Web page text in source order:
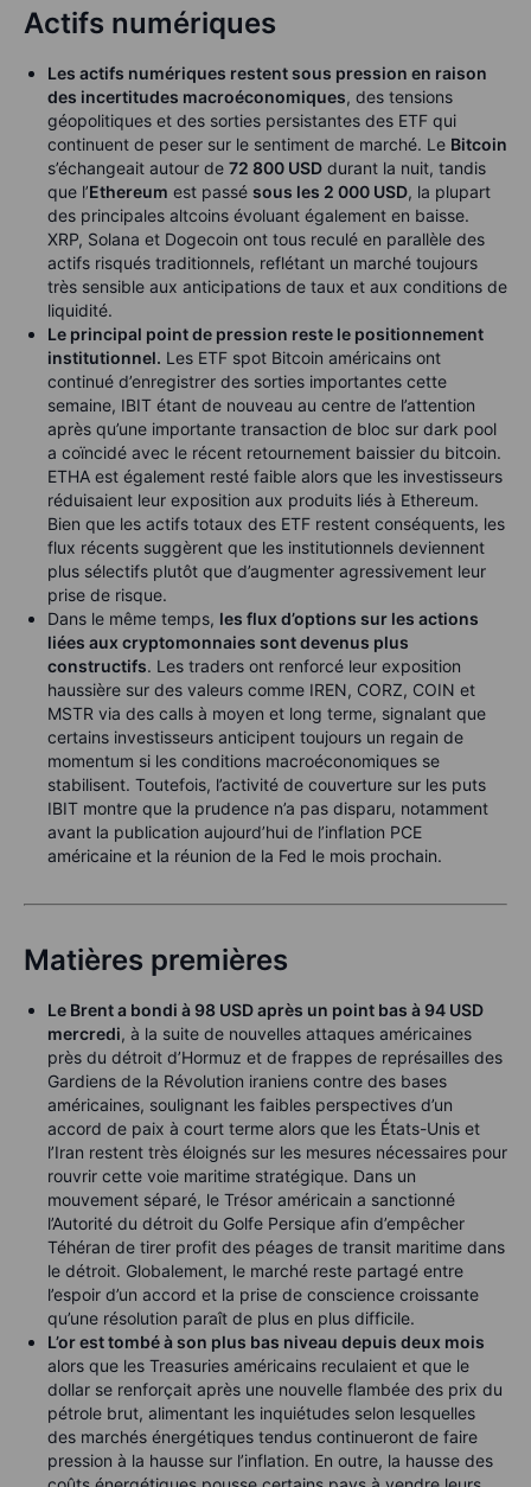
Actifs numériques
Les actifs numériques restent sous pression en raison
des incertitudes macroéconomiques, des tensions
géopolitiques et des sorties persistantes des ETF qui
continuent de peser sur le sentiment de marché. Le Bitcoin
s’échangeait autour de 72 800 USD durant la nuit, tandis
que l’Ethereum est passé sous les 2 000 USD, la plupart
des principales altcoins évoluant également en baisse.
XRP, Solana et Dogecoin ont tous reculé en parallèle des
actifs risqués traditionnels, reflétant un marché toujours
très sensible aux anticipations de taux et aux conditions de
liquidité.
Le principal point de pression reste le positionnement
institutionnel. Les ETF spot Bitcoin américains ont
continué d’enregistrer des sorties importantes cette
semaine, IBIT étant de nouveau au centre de l’attention
après qu’une importante transaction de bloc sur dark pool
a coïncidé avec le récent retournement baissier du bitcoin.
ETHA est également resté faible alors que les investisseurs
réduisaient leur exposition aux produits liés à Ethereum.
Bien que les actifs totaux des ETF restent conséquents, les
flux récents suggèrent que les institutionnels deviennent
plus sélectifs plutôt que d’augmenter agressivement leur
prise de risque.
Dans le même temps, les flux d’options sur les actions
liées aux cryptomonnaies sont devenus plus
constructifs. Les traders ont renforcé leur exposition
haussière sur des valeurs comme IREN, CORZ, COIN et
MSTR via des calls à moyen et long terme, signalant que
certains investisseurs anticipent toujours un regain de
momentum si les conditions macroéconomiques se
stabilisent. Toutefois, l’activité de couverture sur les puts
IBIT montre que la prudence n’a pas disparu, notamment
avant la publication aujourd’hui de l’inflation PCE
américaine et la réunion de la Fed le mois prochain.
Matières premières
Le Brent a bondi à 98 USD après un point bas à 94 USD
mercredi, à la suite de nouvelles attaques américaines
près du détroit d’Hormuz et de frappes de représailles des
Gardiens de la Révolution iraniens contre des bases
américaines, soulignant les faibles perspectives d’un
accord de paix à court terme alors que les États-Unis et
l’Iran restent très éloignés sur les mesures nécessaires pour
rouvrir cette voie maritime stratégique. Dans un
mouvement séparé, le Trésor américain a sanctionné
l’Autorité du détroit du Golfe Persique afin d’empêcher
Téhéran de tirer profit des péages de transit maritime dans
le détroit. Globalement, le marché reste partagé entre
l’espoir d’un accord et la prise de conscience croissante
qu’une résolution paraît de plus en plus difficile.
L’or est tombé à son plus bas niveau depuis deux mois
alors que les Treasuries américains reculaient et que le
dollar se renforçait après une nouvelle flambée des prix du
pétrole brut, alimentant les inquiétudes selon lesquelles
des marchés énergétiques tendus continueront de faire
pression à la hausse sur l’inflation. En outre, la hausse des